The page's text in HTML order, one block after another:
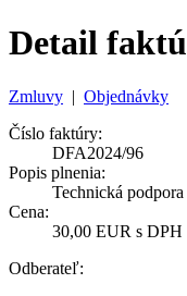
Detail
Zmluvy | Objednávky
Číslo faktúry:
DFA2024/96
Popis plnenia:
Technická
Cena:
30,00 EUR s DPH
Odberateľ: